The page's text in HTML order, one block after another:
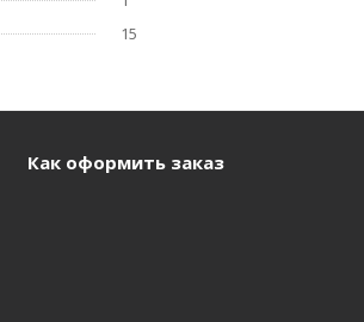
15
Как оформить заказ